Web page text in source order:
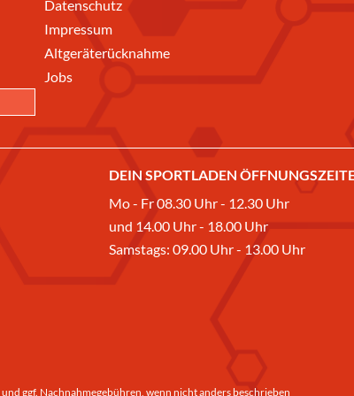
Datenschutz
Impressum
Altgeräterücknahme
Jobs
DEIN SPORTLADEN
Mo - Fr 08.30 Uhr - 12.30 Uhr
und 14.00 Uhr - 18.00 Uhr
Samstags: 09.00 Uhr - 13.00 Uhr
und ggf. Nachnahmegebühren, wenn nicht anders beschrieben